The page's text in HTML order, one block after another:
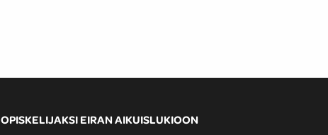
OPISKELIJAKSI EIRAN AIKUISLUKIOON